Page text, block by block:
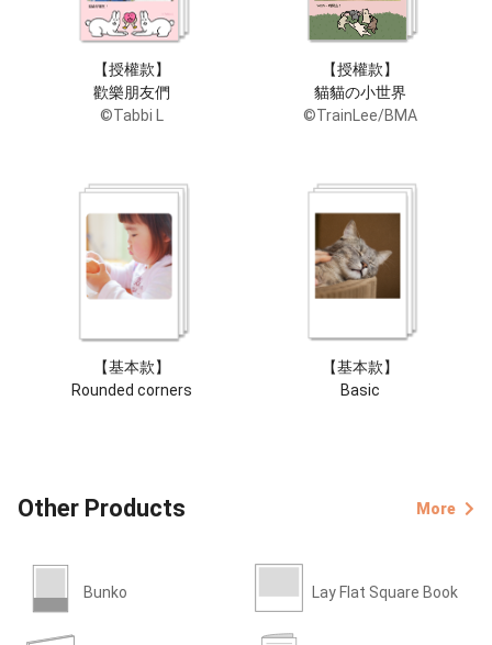
【授權款】
歡樂朋友們
©Tabbi L
【授權款】
貓貓の小世界
©TrainLee/BMA
【基本款】
Rounded corners
【基本款】
Basic
Other Products More
Bunko Lay Flat Square Book